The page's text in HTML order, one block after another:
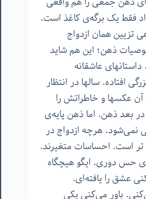
فقط یک برگه‌ی کاغذ است.
تزیین همان ازدواج
ذهن؛ این هم شاید
عاشقانه
افتاده. سالها در انتظار
آن عکسها و خاطراتش را
بعد ذهن. اما ذهن پایه‌ی
نمی‌شود. هرچه ازدواج در
است. احساسات متغیرند.
حس دوری. ایگو هیچگاه
عشق را یافته‌ای.
باور می‌کنی یکی